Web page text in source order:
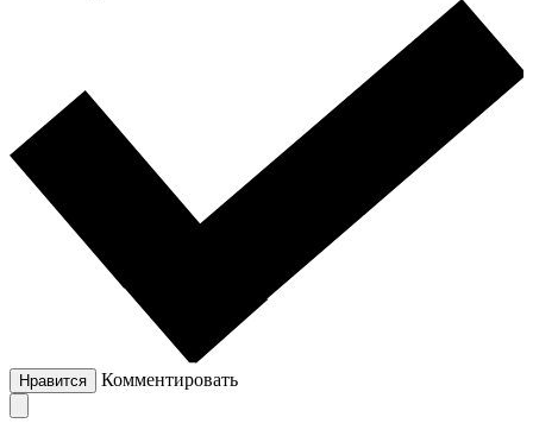
Нравится Комментировать